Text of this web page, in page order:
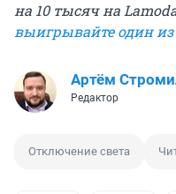
на 10 тысяч на
выигрывайте один
Артём
Редактор
Отключение света